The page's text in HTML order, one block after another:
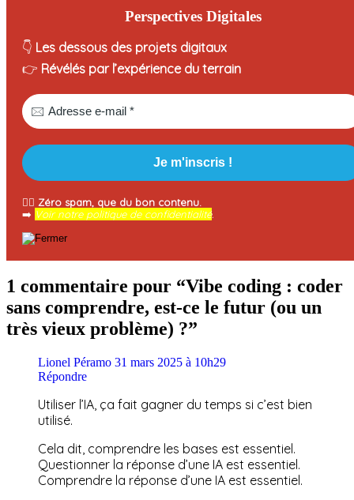
Perspectives Digitales
👇 Les dessous des projets digitaux
👉 Révélés par l’expérience du terrain
🧘‍♂️ Zéro spam, que du bon contenu.
➡️ Voir notre politique de confidentialité.
1 commentaire pour “Vibe coding : coder
sans comprendre, est-ce le futur (ou un
très vieux problème) ?”
Lionel Péramo 31 mars 2025 à 10h29
Répondre
Utiliser l’IA, ça fait gagner du temps si c’est bien
utilisé.
Cela dit, comprendre les bases est essentiel.
Questionner la réponse d’une IA est essentiel.
Comprendre la réponse d’une IA est essentiel.